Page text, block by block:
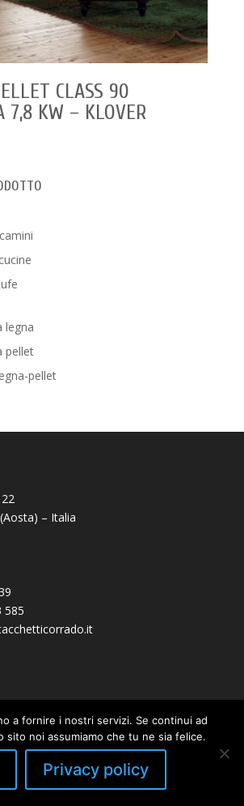
CLASS 90
7,8 KW – KLOVER
legna
pellet
pellet
– Italia
585
Cookie Policy- P.iva 00671840072 -
Design Digival
a fornire i nostri servizi. Se continui ad
sito noi assumiamo che tu ne sia felice.
Privacy policy